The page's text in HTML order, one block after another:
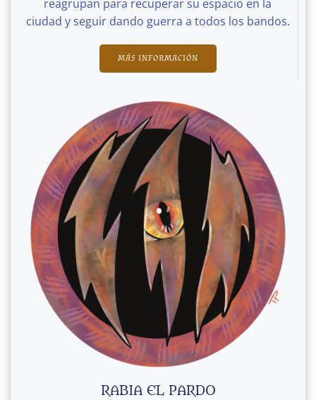
reagrupan para recuperar su espacio en la
ciudad y seguir dando guerra a todos los bandos.
MÁS INFORMACIÓN
RABIA EL PARDO